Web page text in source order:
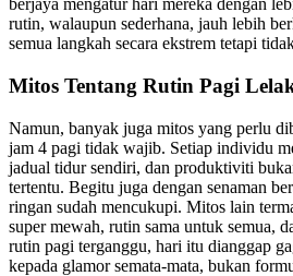
berjaya mengatur hari mereka dengan
rutin, walaupun sederhana, jauh lebih
semua langkah secara ekstrem tetapi
Mitos Tentang Rutin Pagi
Namun, banyak juga mitos yang perlu
jam 4 pagi tidak wajib. Setiap individu
jadual tidur sendiri, dan produktiviti
tertentu. Begitu juga dengan senaman
ringan sudah mencukupi. Mitos lain
super mewah, rutin sama untuk semua,
rutin pagi terganggu, hari itu dianggap
kepada glamor semata-mata, bukan